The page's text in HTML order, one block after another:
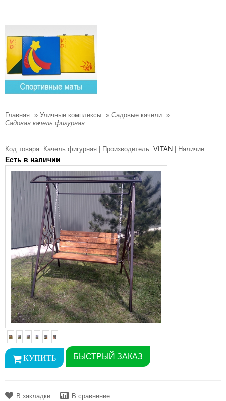
Главная » Уличные комплексы » Садовые качели »
Садовая качель фигурная
Код товара: Качель фигурная | Производитель: VITAN Наличие:
Есть в наличии
БЫСТРЫЙ ЗАКАЗ
В закладки В сравнение